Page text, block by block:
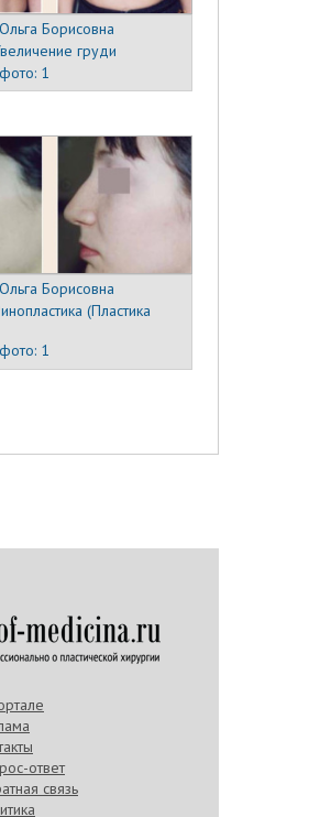
Борисовна
груди
1
Борисовна
(Пластика
1
ответ
связь